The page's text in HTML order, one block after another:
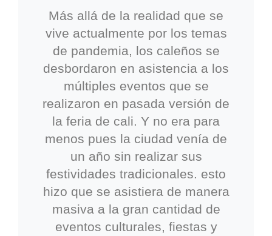
Más allá de la realidad que se
vive actualmente por los temas
de pandemia, los caleños se
desbordaron en asistencia a los
múltiples eventos que se
realizaron en pasada versión de
la feria de cali. Y no era para
menos pues la ciudad venía de
un año sin realizar sus
festividades tradicionales. esto
hizo que se asistiera de manera
masiva a la gran cantidad de
eventos culturales, fiestas y